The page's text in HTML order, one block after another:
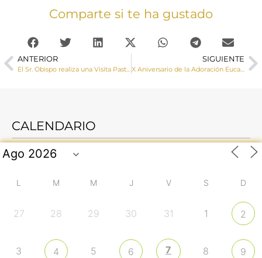
Comparte si te ha gustado
ANTERIOR SIGUIENTE
X Aniversario de la Adoración Eucarística Perpetua en Cuenca
CALENDARIO
L M M J V S D
27 28 29 30 31 1 2
3 4 5 6 7 8 9